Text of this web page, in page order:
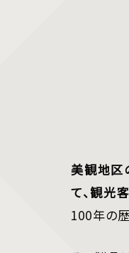
美観地区
て、観光
100年の